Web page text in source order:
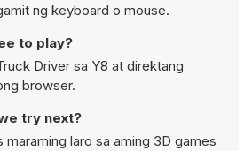
ng keyboard o mouse.
to play?
Driver sa Y8 at direktang
browser.
try next?
maraming laro sa aming 3D games